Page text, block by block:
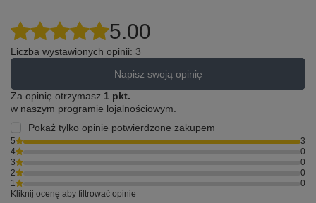
5.00
Liczba wystawionych opinii: 3
Napisz swoją opinię
Za opinię otrzymasz 1 pkt.
w naszym programie lojalnościowym.
Pokaż tylko opinie potwierdzone zakupem
5
3
4
0
3
0
2
0
1
0
Kliknij ocenę aby filtrować opinie